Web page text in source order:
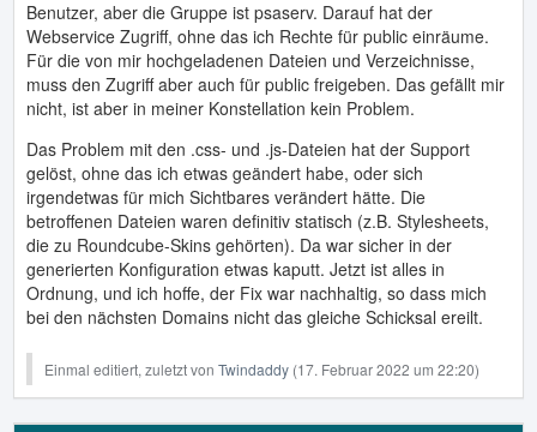
Benutzer, aber die Gruppe ist psaserv. Darauf hat der
Webservice Zugriff, ohne das ich Rechte für public einräume.
Für die von mir hochgeladenen Dateien und Verzeichnisse,
muss den Zugriff aber auch für public freigeben. Das gefällt mir
nicht, ist aber in meiner Konstellation kein Problem.
Das Problem mit den .css- und .js-Dateien hat der Support
gelöst, ohne das ich etwas geändert habe, oder sich
irgendetwas für mich Sichtbares verändert hätte. Die
betroffenen Dateien waren definitiv statisch (z.B. Stylesheets,
die zu Roundcube-Skins gehörten). Da war sicher in der
generierten Konfiguration etwas kaputt. Jetzt ist alles in
Ordnung, und ich hoffe, der Fix war nachhaltig, so dass mich
bei den nächsten Domains nicht das gleiche Schicksal ereilt.
Einmal editiert, zuletzt von Twindaddy (17. Februar 2022 um 22:20)